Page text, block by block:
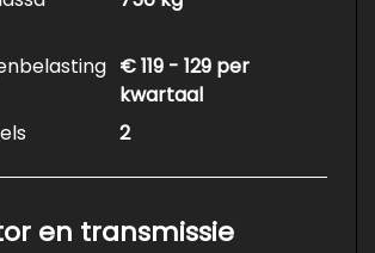
€ 119 - 129 per
kwartaal
2
en transmissie